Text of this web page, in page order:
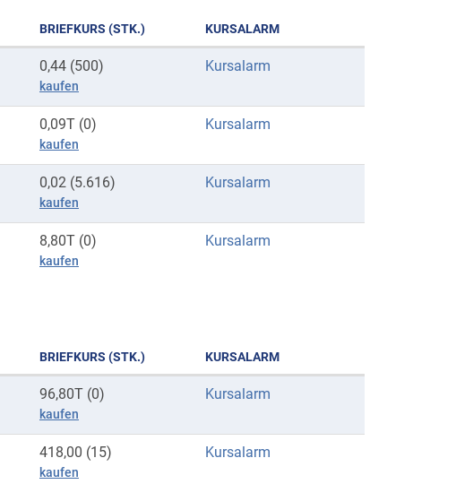
BRIEFKURS (STK.) KURSALARM
0,44 (500)
kaufen
Kursalarm
0,09T (0)
kaufen
Kursalarm
0,02 (5.616)
kaufen
Kursalarm
8,80T (0)
kaufen
Kursalarm
BRIEFKURS (STK.) KURSALARM
96,80T (0)
kaufen
Kursalarm
418,00 (15)
kaufen
Kursalarm